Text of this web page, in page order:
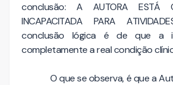
conclusão: A AUTORA ESTÁ
INCAPACITADA PARA
conclusão lógica é de que a
completamente a real condição
O que se observa, é que a